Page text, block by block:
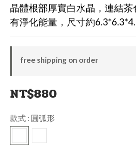
晶體根部厚實白水晶，連結
有淨化能量，尺寸約
free shipping on order
NT$880
款式 : 圓弧形